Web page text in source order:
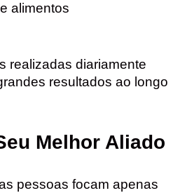
alimentos
realizadas diariamente
resultados ao longo
Melhor Aliado
pessoas focam apenas